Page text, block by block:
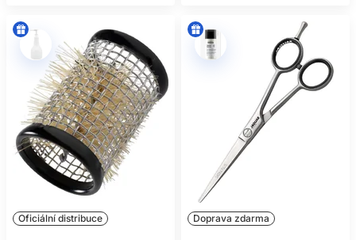
Oficiální distribuce Doprava zdarma